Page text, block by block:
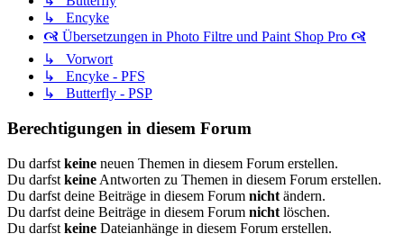
↳ Encyke
🙧 Übersetzungen in Photo Filtre und Paint Shop Pro 🙧
↳ Vorwort
↳ Encyke - PFS
↳ Butterfly - PSP
Berechtigungen in diesem Forum
Du darfst keine neuen Themen in diesem Forum erstellen.
Du darfst keine Antworten zu Themen in diesem Forum erstellen.
Du darfst deine Beiträge in diesem Forum nicht ändern.
Du darfst deine Beiträge in diesem Forum nicht löschen.
Du darfst keine Dateianhänge in diesem Forum erstellen.